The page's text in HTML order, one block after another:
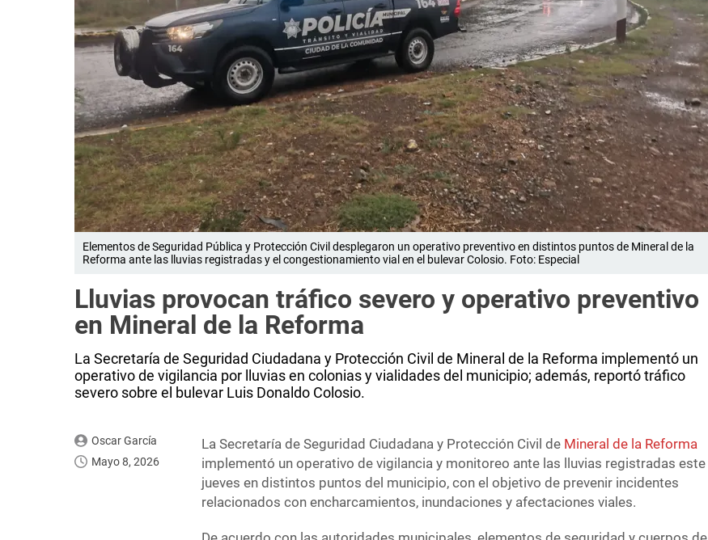
Elementos de Seguridad Pública y Protección Civil desplegaron un operativo preventivo en distintos puntos de Mineral de la
Reforma ante las lluvias registradas y el congestionamiento vial en el bulevar Colosio. Foto: Especial
Lluvias provocan tráfico severo y operativo preventivo
en Mineral de la Reforma
La Secretaría de Seguridad Ciudadana y Protección Civil de Mineral de la Reforma implementó un
operativo de vigilancia por lluvias en colonias y vialidades del municipio; además, reportó tráfico
severo sobre el bulevar Luis Donaldo Colosio.
Oscar García
Mayo 8, 2026
La Secretaría de Seguridad Ciudadana y Protección Civil de Mineral de la Reforma
implementó un operativo de vigilancia y monitoreo ante las lluvias registradas este
jueves en distintos puntos del municipio, con el objetivo de prevenir incidentes
relacionados con encharcamientos, inundaciones y afectaciones viales.